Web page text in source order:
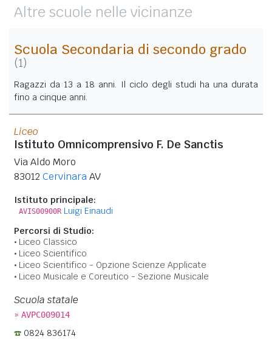
Altre scuole nelle vicinanze
Scuola Secondaria di secondo grado
(1)
Ragazzi da 13 a 18 anni. Il ciclo degli studi ha una durata
fino a cinque anni.
Liceo
Istituto Omnicomprensivo F. De Sanctis
Via Aldo Moro
83012 CervinaraAV
Istituto principale:
AVIS00900R Luigi Einaudi
Percorsi di Studio:
Liceo Classico
Liceo Scientifico
Liceo Scientifico - Opzione Scienze Applicate
Liceo Musicale e Coreutico - Sezione Musicale
Scuola statale
» AVPC009014
0824 836174